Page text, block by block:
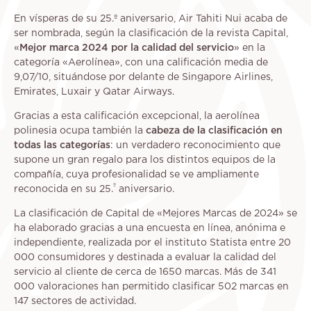
En vísperas de su 25.º aniversario, Air Tahiti Nui acaba de
ser nombrada, según la clasificación de la revista Capital,
« Mejor marca 2024 por la calidad del servicio» en la
categoría «Aerolínea», con una calificación media de
9,07/10, situándose por delante de Singapore Airlines,
Emirates, Luxair y Qatar Airways.
Gracias a esta calificación excepcional, la aerolínea
polinesia ocupa también la cabeza de la clasificación en
todas las categorías: un verdadero reconocimiento que
supone un gran regalo para los distintos equipos de la
compañía, cuya profesionalidad se ve ampliamente
reconocida en su 25.º aniversario.
La clasificación de Capital de «Mejores Marcas de 2024» se
ha elaborado gracias a una encuesta en línea, anónima e
independiente, realizada por el instituto Statista entre 20
000 consumidores y destinada a evaluar la calidad del
servicio al cliente de cerca de 1650 marcas. Más de 341
000 valoraciones han permitido clasificar 502 marcas en
147 sectores de actividad.